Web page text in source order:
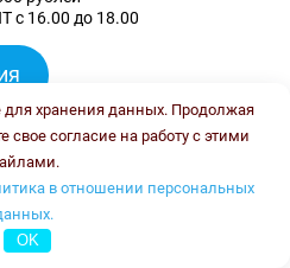
с 16.00 до 18.00
Хасановна
для хранения данных. Продолжая
свое согласие на работу с этими
в отношении персональных
OK